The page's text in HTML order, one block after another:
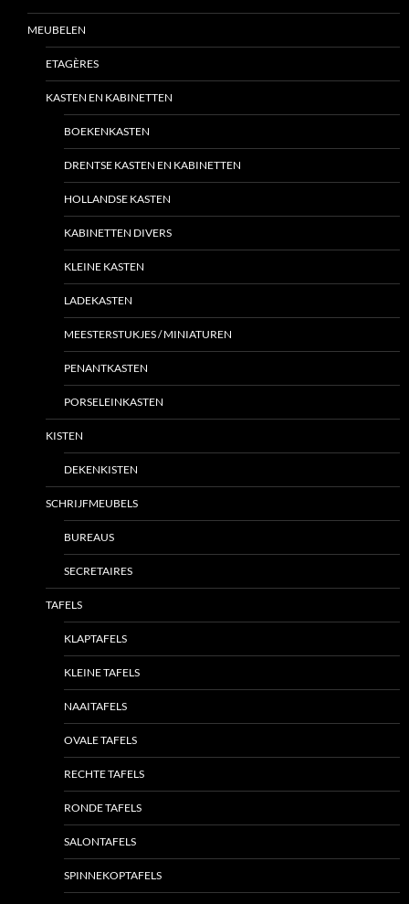
MEUBELEN
ETAGÈRES
KASTEN EN KABINETTEN
BOEKENKASTEN
DRENTSE KASTEN EN KABINETTEN
HOLLANDSE KASTEN
KABINETTEN DIVERS
KLEINE KASTEN
LADEKASTEN
MEESTERSTUKJES / MINIATUREN
PENANTKASTEN
PORSELEINKASTEN
KISTEN
DEKENKISTEN
SCHRIJFMEUBELS
BUREAUS
SECRETAIRES
TAFELS
KLAPTAFELS
KLEINE TAFELS
NAAITAFELS
OVALE TAFELS
RECHTE TAFELS
RONDE TAFELS
SALONTAFELS
SPINNEKOPTAFELS